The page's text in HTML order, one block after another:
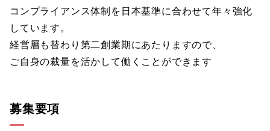
コンプライアンス体制を日本基準に合わせて年々強化
しています。
経営層も替わり第二創業期にあたりますので、
ご自身の裁量を活かして働くことができます
募集要項